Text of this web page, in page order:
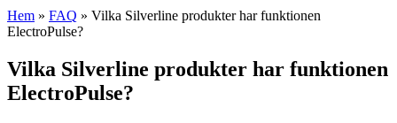
Hem » FAQ » Vilka Silverline produkter har funktionen
ElectroPulse?
Vilka Silverline produkter har funktionen
ElectroPulse?